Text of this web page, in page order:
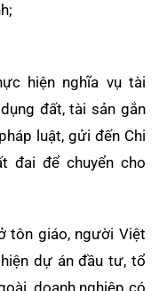
hiện nghĩa vụ tài
đất, tài sản gắn
luật, gửi đến Chi
đai để chuyển cho
tôn giáo, người Việt
dự án đầu tư, tổ